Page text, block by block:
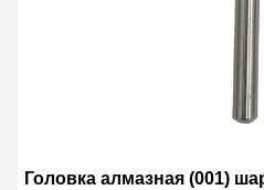
Головка алмазная (001)